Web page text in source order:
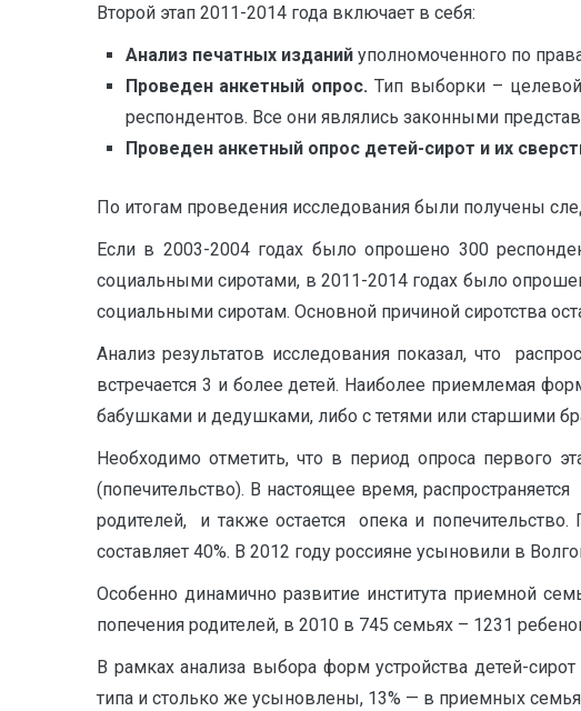
Второй этап 2011-2014 года включает в себя:
Анализ печатных изданийуполномоченного по
Проведен анкетный опрос. Тип выборки –
респондентов. Все они являлись законными
Проведен анкетный опрос детей-сирот и их
По итогам проведения исследования были получены
Если в 2003-2004 годах было опрошено 300
социальными сиротами, в 2011-2014 годах было
социальными сиротам. Основной причиной сиротства
Анализ результатов исследования показал, что
встречается 3 и более детей. Наиболее приемлемая
бабушками и дедушками, либо с тетями или старшими
Необходимо отметить, что в период опроса первого
(попечительство). В настоящее время,
родителей, и также остается опека и
составляет 40%. В 2012 году россияне усыновили в
Особенно динамично развитие института приемной
попечения родителей, в 2010 в 745 семьях – 1231
В рамках анализа выбора форм устройства детей-
типа и столько же усыновлены, 13% — в приемных